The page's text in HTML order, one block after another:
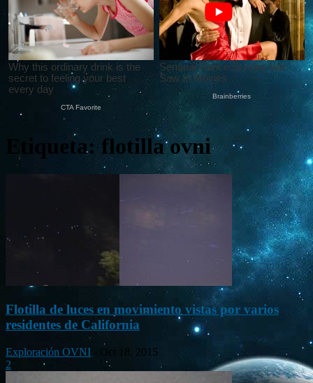
Etiqueta: flotilla ovni
Flotilla de luces en movimiento vistas por varios
residentes de California
Exploración OVNI
Oct 18, 2015
2